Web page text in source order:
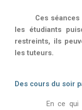
Ces séances
les étudiants
restreints, ils
les tuteurs.
Des cours du soir
En ce qui